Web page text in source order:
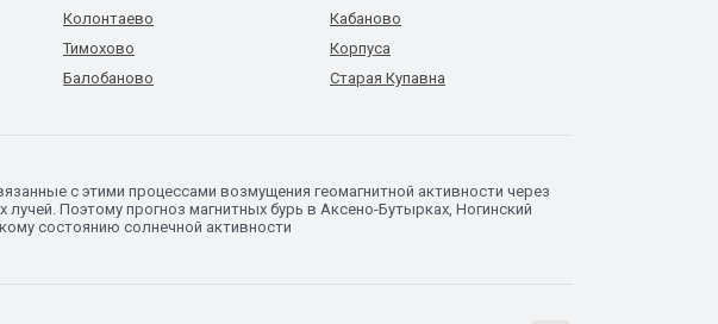
Колонтаево
Тимохово
Балобаново
Кабаново
Корпуса
Старая Купавна
с этими процессами возмущения геомагнитной активности через
Поэтому прогноз магнитных бурь в Аксено-Бутырках, Ногинский
состоянию солнечной активности